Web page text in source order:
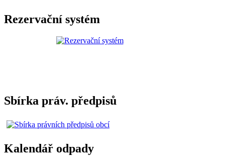
Rezervační systém
Sbírka práv. předpisů
Kalendář odpady